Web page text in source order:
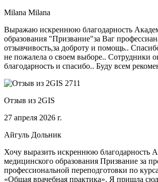
Milana Milana
Выражаю искреннюю благодарность
образования "Призвание"за Ваг
отзывчивость,за доброту и помощь..
не пожалела о своем выборе.. Сотрудники
благодарность и спасибо.. Буду всем
Отзыв из 2GIS
27 апреля 2026 г.
Айгуль Дольник
Хочу выразить искреннюю благодарность
медицинского образования Призвание за
профессиональной переподготовки по
«Общая врачебная практика». Я пришла